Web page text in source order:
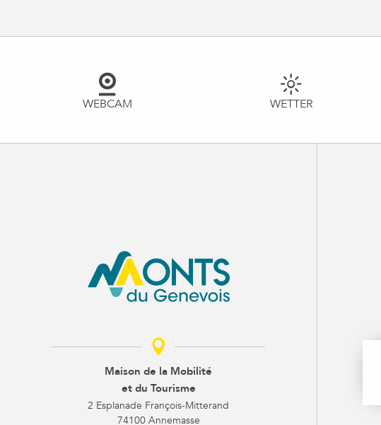
WEBCAM WETTER
Maison de la Mobilité
et du Tourisme
2 Esplanade François-Mitterand
74100 Annemasse